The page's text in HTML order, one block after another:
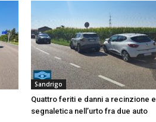
Sandrigo
Quattro feriti e danni a recinzione e
segnaletica nell’urto fra due auto